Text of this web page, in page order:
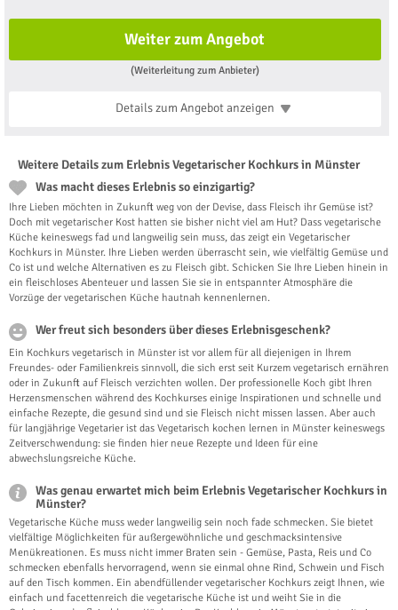
Weiter zum Angebot
(Weiterleitung zum Anbieter)
Details zum Angebotanzeigen
Weitere Details zum Erlebnis Vegetarischer Kochkurs in Münster
Was macht dieses Erlebnis so einzigartig?
Ihre Lieben möchten in Zukunft weg von der Devise, dass Fleisch ihr Gemüse ist?
Doch mit vegetarischer Kost hatten sie bisher nicht viel am Hut? Dass vegetarische
Küche keineswegs fad und langweilig sein muss, das zeigt ein Vegetarischer
Kochkurs in Münster. Ihre Lieben werden überrascht sein, wie vielfältig Gemüse und
Co ist und welche Alternativen es zu Fleisch gibt. Schicken Sie Ihre Lieben hinein in
ein fleischloses Abenteuer und lassen Sie sie in entspannter Atmosphäre die
Vorzüge der vegetarischen Küche hautnah kennenlernen.
Wer freut sich besonders über dieses Erlebnisgeschenk?
Ein Kochkurs vegetarisch in Münster ist vor allem für all diejenigen in Ihrem
Freundes- oder Familienkreis sinnvoll, die sich erst seit Kurzem vegetarisch ernähren
oder in Zukunft auf Fleisch verzichten wollen. Der professionelle Koch gibt Ihren
Herzensmenschen während des Kochkurses einige Inspirationen und schnelle und
einfache Rezepte, die gesund sind und sie Fleisch nicht missen lassen. Aber auch
für langjährige Vegetarier ist das Vegetarisch kochen lernen in Münster keineswegs
Zeitverschwendung: sie finden hier neue Rezepte und Ideen für eine
abwechslungsreiche Küche.
Was genau erwartet mich beim Erlebnis Vegetarischer Kochkurs in
Münster?
Vegetarische Küche muss weder langweilig sein noch fade schmecken. Sie bietet
vielfältige Möglichkeiten für außergewöhnliche und geschmacksintensive
Menükreationen. Es muss nicht immer Braten sein - Gemüse, Pasta, Reis und Co
schmecken ebenfalls hervorragend, wenn sie einmal ohne Rind, Schwein und Fisch
auf den Tisch kommen. Ein abendfüllender vegetarischer Kochkurs zeigt Ihnen, wie
einfach und facettenreich die vegetarische Küche ist und weiht Sie in die